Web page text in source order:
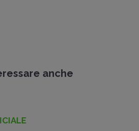
anche